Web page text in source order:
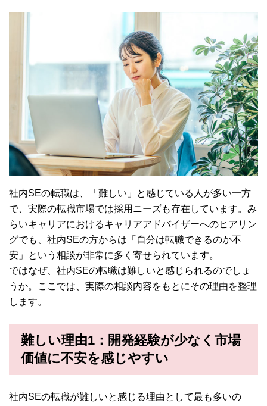
社内SEの転職は、「難しい」と感じている人が多い一方
で、実際の転職市場では採用ニーズも存在しています。み
らいキャリアにおけるキャリアアドバイザーへのヒアリン
グでも、社内SEの方からは「自分は転職できるのか不
安」という相談が非常に多く寄せられています。
ではなぜ、社内SEの転職は難しいと感じられるのでしょ
うか。ここでは、実際の相談内容をもとにその理由を整理
します。
難しい理由1：開発経験が少なく市場
価値に不安を感じやすい
社内SEの転職が難しいと感じる理由として最も多いの